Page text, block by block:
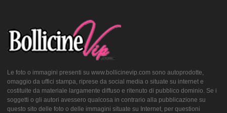
Le foto o immagini presenti su www.bollicinevip.com sono autoprodotte,
omaggio da uffici stampa, riprese da social media o situate su internet e
costituite da materiale largamente diffuso e ritenuto di pubblico dominio. Se i
soggetti o gli autori avessero qualcosa in contrario alla pubblicazione su
questo sito delle foto o delle immagini situate su Internet, per questioni